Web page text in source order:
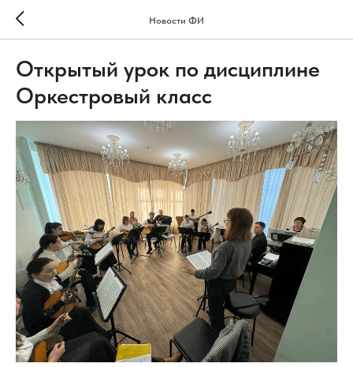
Новости ФИ
Открытый урок по дисциплине
Оркестровый класс